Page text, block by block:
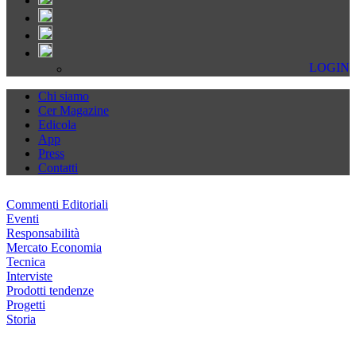
LOGIN
Chi siamo
Cer Magazine
Edicola
App
Press
Contatti
Commenti Editoriali
Eventi
Responsabilità
Mercato Economia
Tecnica
Interviste
Prodotti tendenze
Progetti
Storia